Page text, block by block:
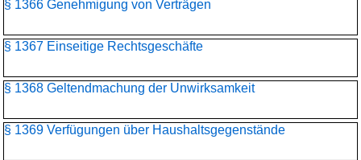
§ 1366 Genehmigung von Verträgen
§ 1367 Einseitige Rechtsgeschäfte
§ 1368 Geltendmachung der Unwirksamkeit
§ 1369 Verfügungen über Haushaltsgegenstände